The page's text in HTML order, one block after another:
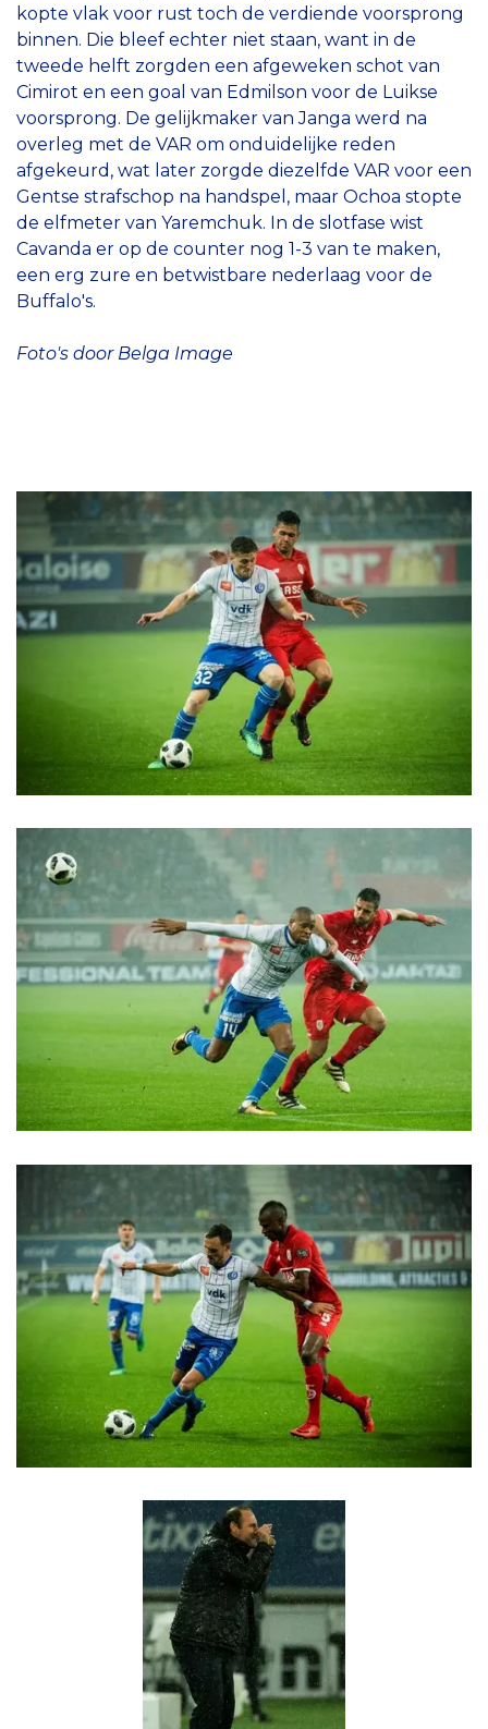
kopte vlak voor rust toch de verdiende voorsprong
binnen. Die bleef echter niet staan, want in de
tweede helft zorgden een afgeweken schot van
Cimirot en een goal van Edmilson voor de Luikse
voorsprong. De gelijkmaker van Janga werd na
overleg met de VAR om onduidelijke reden
afgekeurd, wat later zorgde diezelfde VAR voor een
Gentse strafschop na handspel, maar Ochoa stopte
de elfmeter van Yaremchuk. In de slotfase wist
Cavanda er op de counter nog 1-3 van te maken,
een erg zure en betwistbare nederlaag voor de
Buffalo's.
Foto's door Belga Image